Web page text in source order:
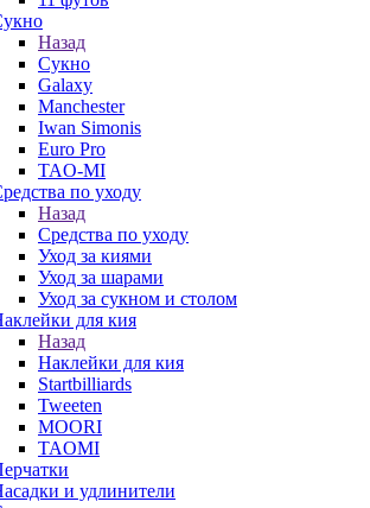
Назад
Сукно
Galaxy
Manchester
Iwan Simonis
Euro Pro
TAO-MI
по уходу
Назад
Средства по уходу
Уход за киями
Уход за шарами
Уход за сукном и столом
для кия
Назад
Наклейки для кия
Startbilliards
Tweeten
MOORI
TAOMI
и удлинители